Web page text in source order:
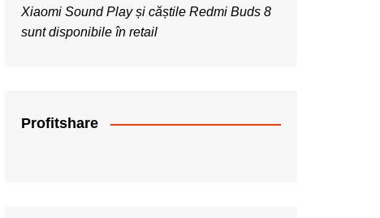
Xiaomi Sound Play și căștile Redmi Buds 8
sunt disponibile în retail
Profitshare